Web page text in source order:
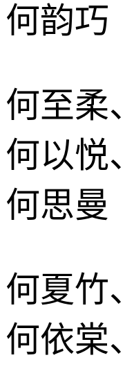
何韵巧
何至柔
何以悦
何思曼
何夏竹
何依棠